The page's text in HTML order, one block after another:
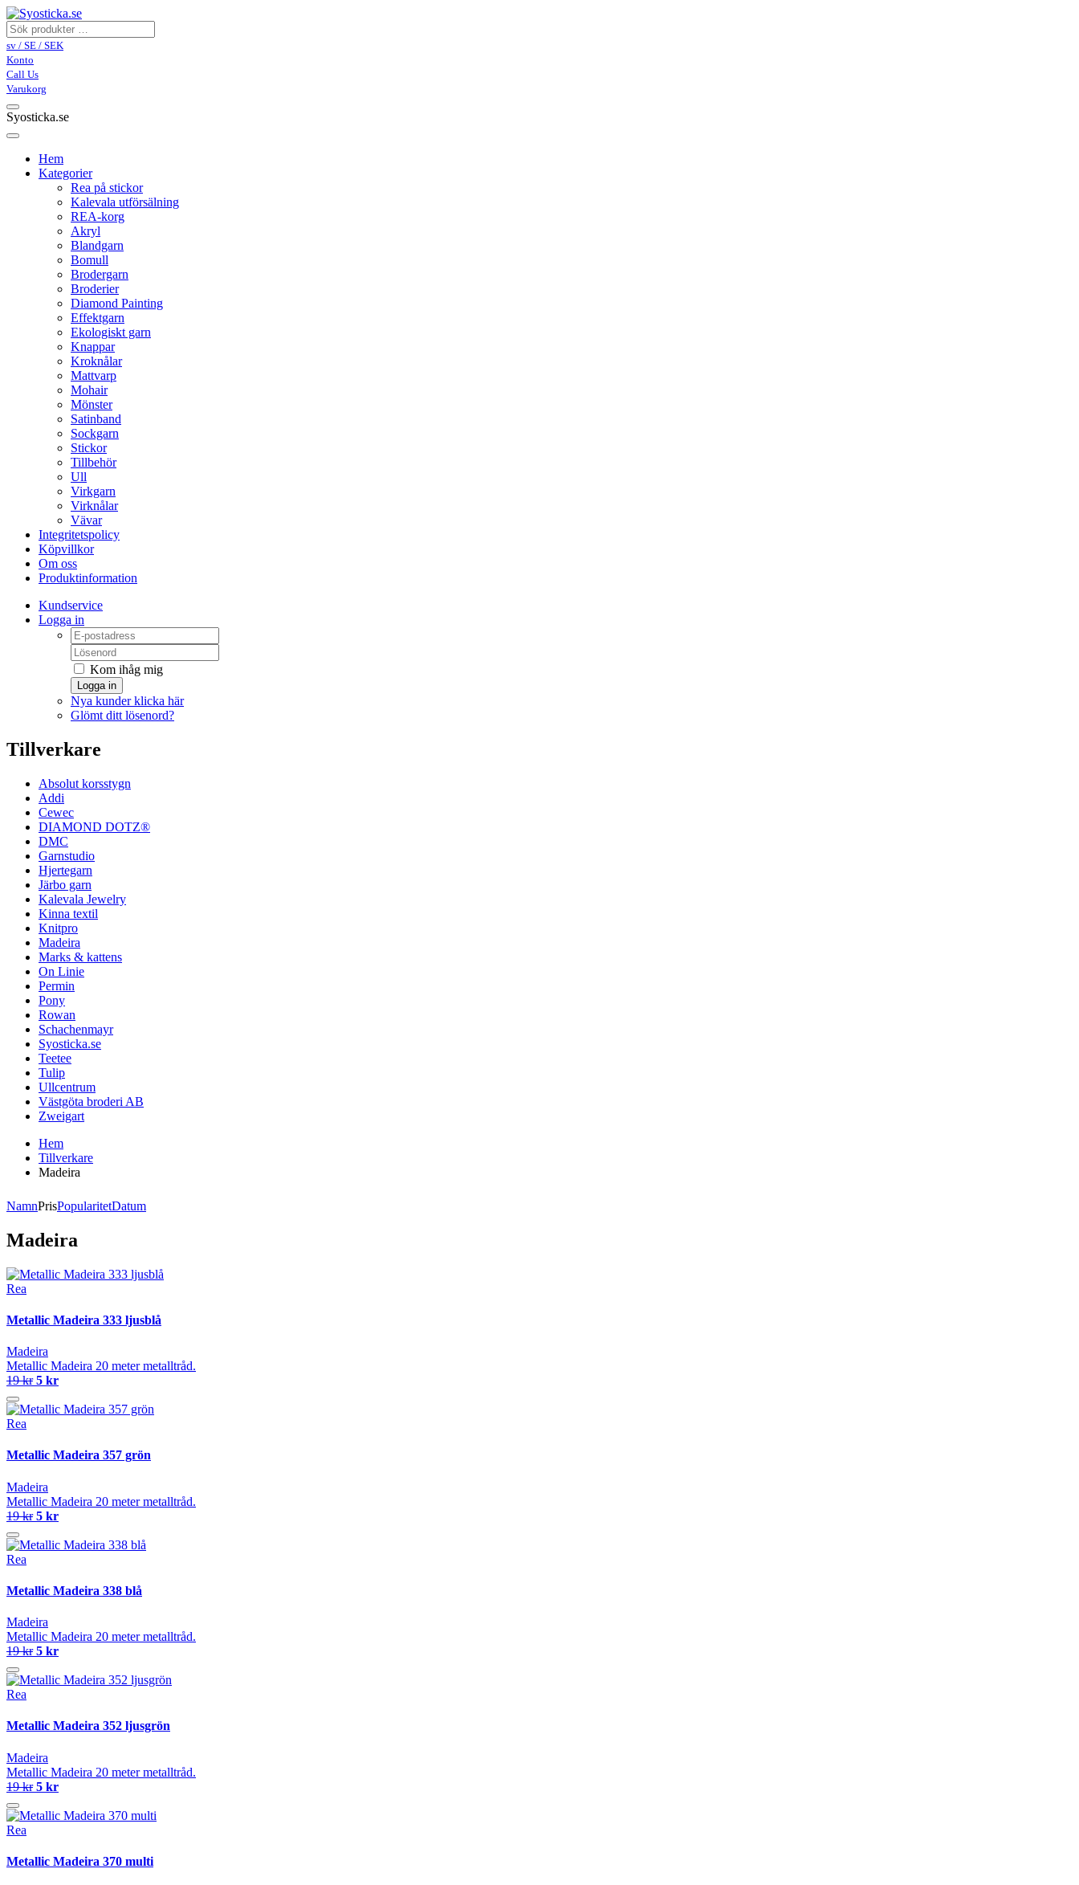
sv / SE / SEK
Konto
Call Us
Varukorg
Syosticka.se
Hem
Kategorier
Rea på stickor
Kalevala utförsälning
REA-korg
Akryl
Blandgarn
Bomull
Brodergarn
Broderier
Diamond Painting
Effektgarn
Ekologiskt garn
Knappar
Kroknålar
Mattvarp
Mohair
Mönster
Satinband
Sockgarn
Stickor
Tillbehör
Ull
Virkgarn
Virknålar
Vävar
Integritetspolicy
Köpvillkor
Om oss
Produktinformation
Kundservice
Logga in
Kom ihåg mig
Logga in
Nya kunder klicka här
Glömt ditt lösenord?
Tillverkare
Absolut korsstygn
Addi
Cewec
DIAMOND DOTZ®
DMC
Garnstudio
Hjertegarn
Järbo garn
Kalevala Jewelry
Kinna textil
Knitpro
Madeira
Marks & kattens
On Linie
Permin
Pony
Rowan
Schachenmayr
Syosticka.se
Teetee
Tulip
Ullcentrum
Västgöta broderi AB
Zweigart
Hem
Tillverkare
Madeira
NamnPrisPopularitetDatum
Madeira
Rea
Metallic Madeira 333 ljusblå
Madeira
Metallic Madeira 20 meter metalltråd.
19 kr 5 kr
Rea
Metallic Madeira 357 grön
Madeira
Metallic Madeira 20 meter metalltråd.
19 kr 5 kr
Rea
Metallic Madeira 338 blå
Madeira
Metallic Madeira 20 meter metalltråd.
19 kr 5 kr
Rea
Metallic Madeira 352 ljusgrön
Madeira
Metallic Madeira 20 meter metalltråd.
19 kr 5 kr
Rea
Metallic Madeira 370 multi